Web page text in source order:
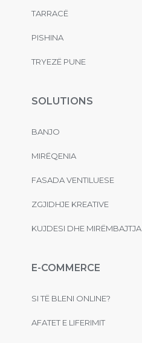
TARRACË
PISHINA
TRYEZË PUNE
SOLUTIONS
BANJO
MIRËQENIA
FASADA VENTILUESE
ZGJIDHJE KREATIVE
KUJDESI DHE MIRËMBAJTJA
E-COMMERCE
SI TË BLENI ONLINE?
AFATET E LIFERIMIT